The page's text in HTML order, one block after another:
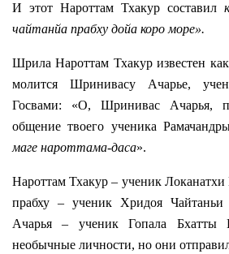
И этот Нароттам Тхакур составил
чайтанйа прабху дойа коро море».
Шрила Нароттам Тхакур известен
молится Шринивасу Ачарье,
Госвами: «О, Шринивас Ачарья,
общение твоего ученика
маге нароттама-даса».
Нароттам Тхакур – ученик
прабху – ученик Хридоя
Ачарья – ученик Гопала Бхатты
необычные личности, но они